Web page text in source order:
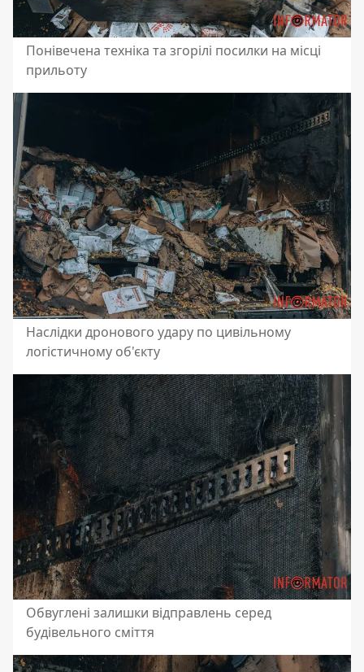
Понівечена техніка та згорілі посилки на місці
прильоту
Наслідки дронового удару по цивільному
логістичному об'єкту
Обвуглені залишки відправлень серед
будівельного сміття